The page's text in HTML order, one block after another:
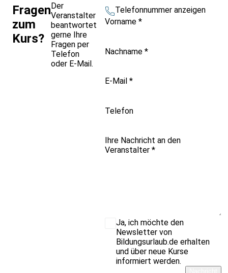
Fragen
zum
Kurs?
Der
Veranstalter
beantwortet
gerne Ihre
Fragen per
Telefon
oder E-Mail.
Telefonnummer anzeigen
Vorname *
Nachname *
E-Mail *
Telefon
Ihre Nachricht an den
Veranstalter *
Ja, ich möchte den
Newsletter von
Bildungsurlaub.de erhalten
und über neue Kurse
informiert werden.